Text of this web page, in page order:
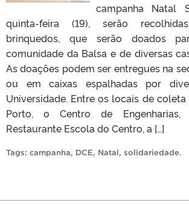
campanha Natal
quinta-feira (19), serão
brinquedos, que serão doados
comunidade da Balsa e de diversas
As doações podem ser entregues na
ou em caixas espalhadas por
Universidade. Entre os locais de
Porto, o Centro de
Restaurante Escola do Centro, a […]
Tags: campanha, DCE, Natal, solidariedade.